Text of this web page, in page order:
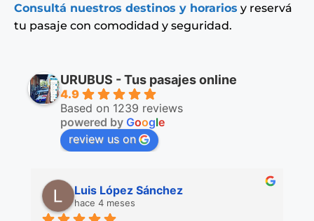
Consultá nuestros destinos y horarios y reservá
tu pasaje con comodidad y seguridad.
URUBUS - Tus pasajes online
4.9
Based on 1239 reviews
powered by Google
review us on
Luis López Sánchez
hace 4 meses